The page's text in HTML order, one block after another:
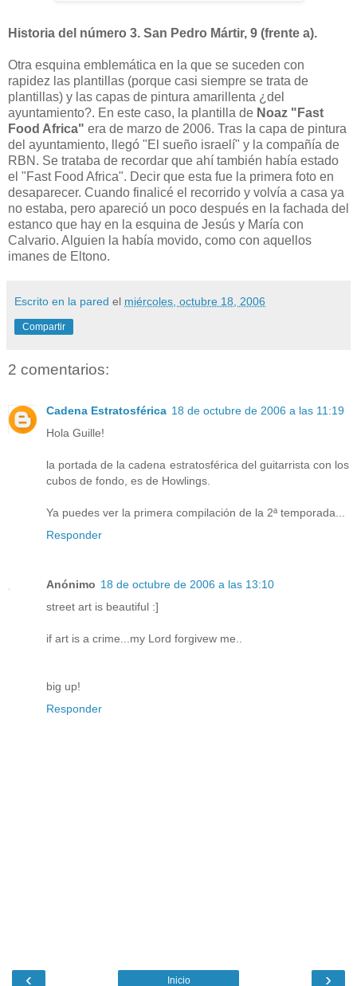
Historia del número 3. San Pedro Mártir, 9 (frente a).
Otra esquina emblemática en la que se suceden con
rapidez las plantillas (porque casi siempre se trata de
plantillas) y las capas de pintura amarillenta ¿del
ayuntamiento?. En este caso, la plantilla de Noaz "Fast
Food Africa" era de marzo de 2006. Tras la capa de pintura
del ayuntamiento, llegó "El sueño israelí" y la compañía de
RBN. Se trataba de recordar que ahí también había estado
el "Fast Food Africa". Decir que esta fue la primera foto en
desaparecer. Cuando finalicé el recorrido y volvía a casa ya
no estaba, pero apareció un poco después en la fachada del
estanco que hay en la esquina de Jesús y María con
Calvario. Alguien la había movido, como con aquellos
imanes de Eltono.
Escrito en la pared el miércoles, octubre 18, 2006
Compartir
2 comentarios:
Cadena Estratosférica 18 de octubre de 2006 a las 11:19
Hola Guille!
la portada de la cadena estratosférica del guitarrista con los
cubos de fondo, es de Howlings.
Ya puedes ver la primera compilación de la 2ª temporada...
Responder
Anónimo 18 de octubre de 2006 a las 13:10
street art is beautiful :]
if art is a crime...my Lord forgivew me..
big up!
Responder
‹ ›
Inicio